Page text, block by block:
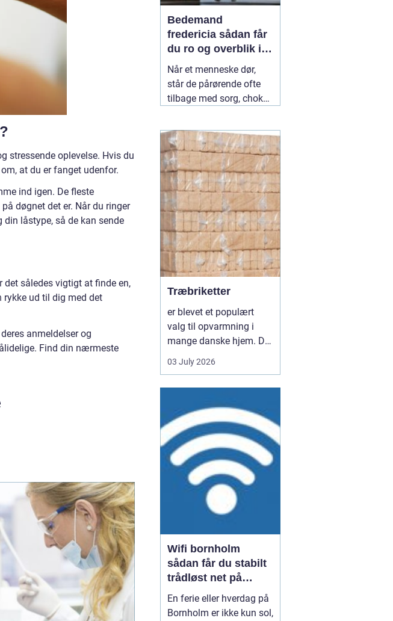
stressende oplevelse. Hvis du
at du er fanget udenfor.
ind igen. De fleste
døgnet det er. Når du ringer
låstype, så de kan sende
således vigtigt at finde en,
rykke ud til dig med det
anmeldelser og
Find din nærmeste
Bedemand
fredericia sådan får
du ro og overblik i
en svær tid
Når et menneske dør,
står de pårørende ofte
tilbage med sorg, chok
Hvad skal gøres først?
Hvem kontakter man?
Hvordan skaber man en
afsked, som føles rigtig?
Her spiller en lokal 04
July 2026
Træbriketter
er blevet et populært
valg til opvarmning i
mange danske hjem. De
er nemme at håndtere,
giver en høj varme og
almindeligt brænde.
Samtidig kan de udnytte
resttræ fra træindustrien,
som ellers ville gå til
spil...
03 July 2026
Wifi bornholm
sådan får du stabilt
trådløst net på
klippeøen
En ferie eller hverdag på
Bornholm er ikke kun sol,